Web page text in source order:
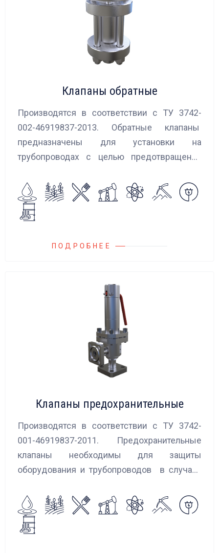
Клапаны обратные
Производятся в соответствии с ТУ 3742-
002-46919837-2013. Обратные клапаны
предназначены для установки на
трубопроводах с целью предотвращения
агрессивных жидкостей, эмульсий,
суспензий и пропуска их в прямом
направлении.
ПОДРОБНЕЕ
Клапаны предохранительные
Производятся в соответствии с ТУ 3742-
001-46919837-2011. Предохранительные
клапаны необходимы для защиты
оборудования и трубопроводов в случаях
сброса среды в систему низкого давления.